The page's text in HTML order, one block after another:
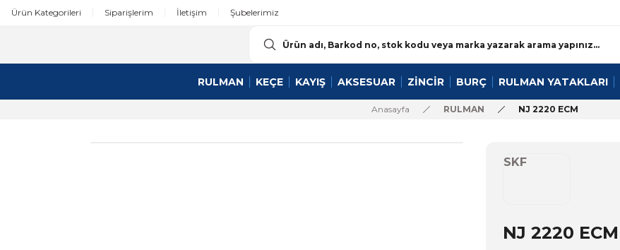
Ürün Kategorileri Siparişlerim İletişim Şubelerimiz
RULMAN KEÇE KAYIŞ AKSESUAR ZİNCİR BURÇ RULMAN YATAKLARI
Anasayfa RULMAN NJ 2220 ECM
SKF
NJ 2220 ECM